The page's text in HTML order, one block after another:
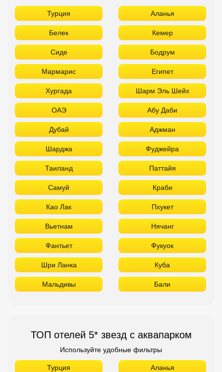
Турция Аланья
Белек Кемер
Сиде Бодрум
Мармарис Египет
Хургада Шарм Эль Шейх
ОАЭ Абу Даби
Дубай Аджман
Шарджа Фуджейра
Таиланд Паттайя
Самуй Краби
Као Лак Пхукет
Вьетнам Нячанг
Фантьет Фукуок
Шри Ланка Куба
Мальдивы Бали
ТОП отелей 5* звезд с аквапарком
Используйте удобные фильтры
Турция Аланья